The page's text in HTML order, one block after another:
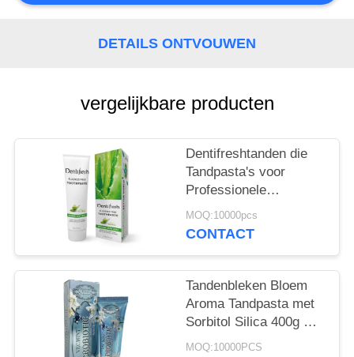
SITEMAPDETAILS ONTVOUWEN
vergelijkbare producten
Dentifreshtanden die
Tandpasta's voor
Professionele
Mondelinge niet Giftige
Zorg witten
MOQ:10000pcs
CONTACT
Tandenbleken Bloem
Aroma Tandpasta met
Sorbitol Silica 400g Wit
Papier Tube Doos
MOQ:10000PCS